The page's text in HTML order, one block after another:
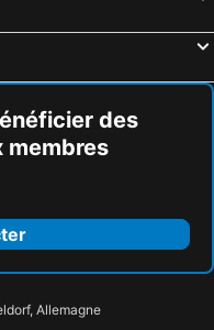
des
membres
Allemagne